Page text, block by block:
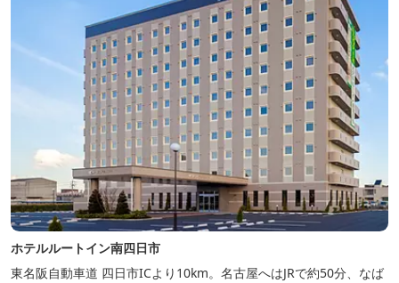
ホテルルートイン南四日市
東名阪自動車道 四日市ICより10km。名古屋へはJRで約50分、なば